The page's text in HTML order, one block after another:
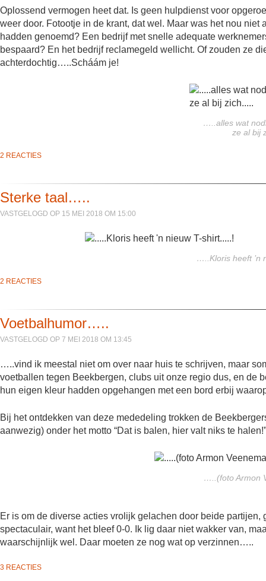
Oplossend vermogen heet dat. Is geen hulpdienst voor
weer door. Fotootje in de krant, dat wel. Maar was het nou
hadden genoemd? Een bedrijf met snelle adequate
bespaard? En het bedrijf reclamegeld wellicht. Of zouden ze
achterdochtig…..Scháám je!
…..alles wat
ze al bij
2 REACTIES
Sterke taal…..
VASTGELOGD OP 15 MEI 2018 OM 15:00
…..Kloris heeft ’n
2 REACTIES
Voetbalhumor…..
VASTGELOGD OP 7 MEI 2018 OM 13:45
…..vind ik meestal niet om over naar huis te schrijven, maar
voetballen tegen Beekbergen, clubs uit onze regio dus, en de
hun eigen kleur hadden opgehangen met een bord erbij
Bij het ontdekken van deze mededeling trokken de
aanwezig) onder het motto “Dat is balen, hier valt niks te
…..(foto Armon
Er is om de diverse acties vrolijk gelachen door beide
spectaculair, want het bleef 0-0. Ik lig daar niet wakker van,
waarschijnlijk wel. Daar moeten ze nog wat op verzinnen…..
3 REACTIES